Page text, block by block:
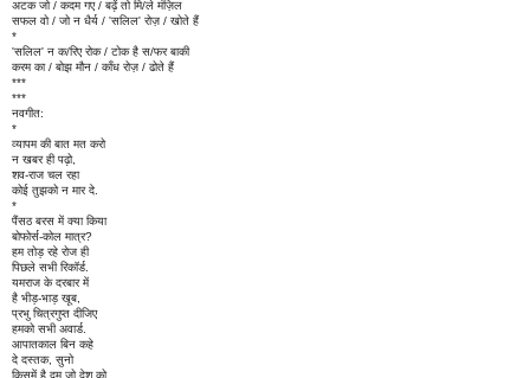
अटक जो / कदम गए / बढ़ें तो मि/ले मंज़िल
सफल वो / जो न धैर्य / 'सलिल' रोज़ / खोते हैं
*
'सलिल' न क/रिए रोक / टोक है स/फर बाकी
करम का / बोझ मौन / काँध रोज़ / ढोते हैं
***
***
नवगीत:
*
व्यापम की बात मत करो
न खबर ही पढ़ो,
शव-राज चल रहा
कोई तुझको न मार दे.
*
पैंसठ बरस में क्या किया
बोफोर्स-कोल मात्र?
हम तोड़ रहे रोज ही
पिछले सभी रिकॉर्ड.
यमराज के दरबार में
है भीड़-भाड़ खूब,
प्रभु चित्रगुप्त दीजिए
हमको सभी अवार्ड.
आपातकाल बिन कहे
दे दस्तक, सुनो
किसमें है दम जो देश को